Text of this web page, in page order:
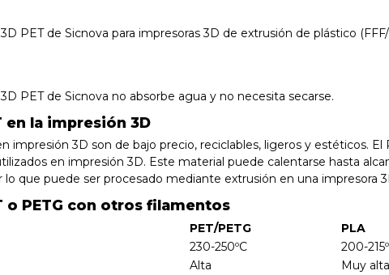
PET de Sicnova para impresoras 3D de extrusión de plástico
PET de Sicnova no absorbe agua y no necesita secarse.
en la impresión 3D
impresión 3D son de bajo precio, reciclables, ligeros y estéticos.
en impresión 3D. Este material puede calentarse hasta
lo que puede ser procesado mediante extrusión en una impresora
o PETG con otros filamentos
PET/PETG PLA
230-250ºC 200-
Alta Muy alta